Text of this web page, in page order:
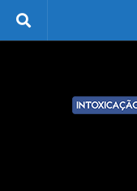
Skip to content